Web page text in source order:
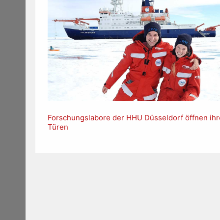
Forschungslabore der HHU Düsseldorf öffnen
Türen